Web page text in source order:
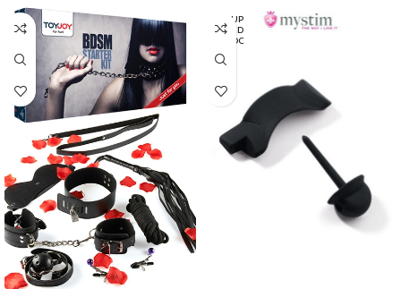
EN RUP
TURE D
E STOC